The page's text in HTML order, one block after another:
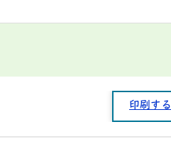
印刷する